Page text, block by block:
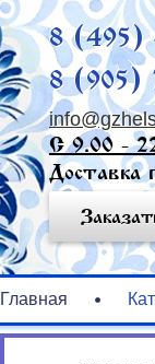
8 (495)
8 (905)
С 9.00 -
Доставка
Главная